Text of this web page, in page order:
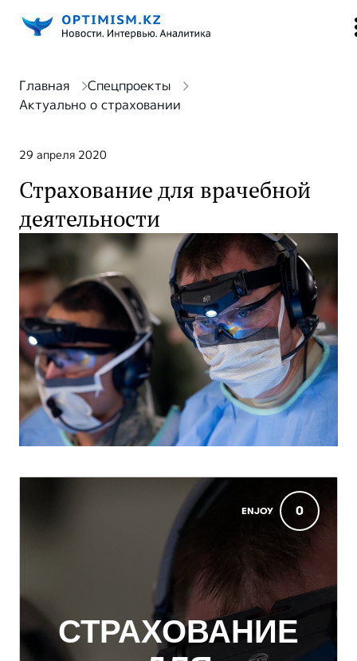
Главная
Спецпроекты
Актуально о страховании
29 апреля 2020
Страхование для врачебной
деятельности